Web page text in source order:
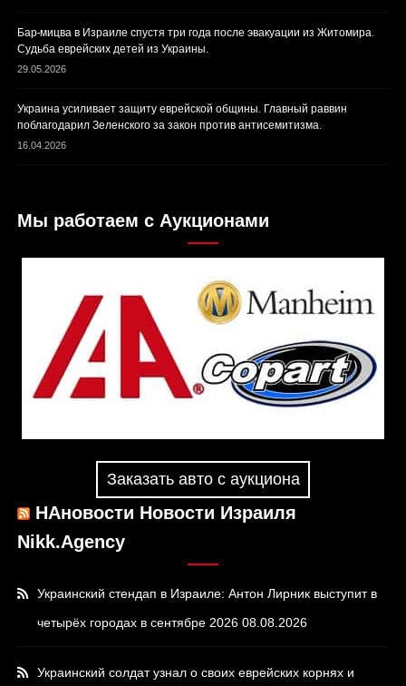
Бар-мицва в Израиле спустя три года после эвакуации из Житомира.
Судьба еврейских детей из Украины.
29.05.2026
Украина усиливает защиту еврейской общины. Главный раввин
поблагодарил Зеленского за закон против антисемитизма.
16.04.2026
Мы работаем с Аукционами
Заказать авто с аукциона
НАновости Новости Израиля
Nikk.Agency
Украинский стендап в Израиле: Антон Лирник выступит в
четырёх городах в сентябре 2026 08.08.2026
Украинский солдат узнал о своих еврейских корнях и